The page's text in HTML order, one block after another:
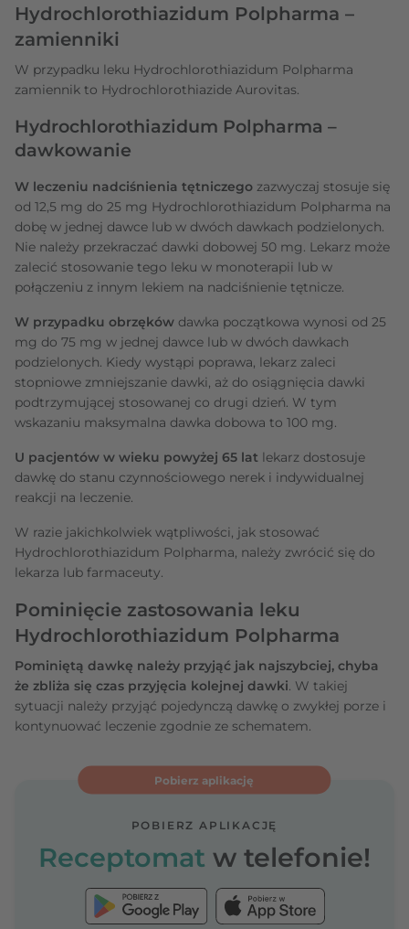
Hydrochlorothiazidum Polpharma –
zamienniki
W przypadku leku Hydrochlorothiazidum Polpharma
zamiennik to Hydrochlorothiazide Aurovitas.
Hydrochlorothiazidum Polpharma –
dawkowanie
W leczeniu nadciśnienia tętniczego zazwyczaj stosuje się
od 12,5 mg do 25 mg Hydrochlorothiazidum Polpharma na
dobę w jednej dawce lub w dwóch dawkach podzielonych.
Nie należy przekraczać dawki dobowej 50 mg. Lekarz może
zalecić stosowanie tego leku w monoterapii lub w
połączeniu z innym lekiem na nadciśnienie tętnicze.
W przypadku obrzęków dawka początkowa wynosi od 25
mg do 75 mg w jednej dawce lub w dwóch dawkach
podzielonych. Kiedy wystąpi poprawa, lekarz zaleci
stopniowe zmniejszanie dawki, aż do osiągnięcia dawki
podtrzymującej stosowanej co drugi dzień. W tym
wskazaniu maksymalna dawka dobowa to 100 mg.
U pacjentów w wieku powyżej 65 lat lekarz dostosuje
dawkę do stanu czynnościowego nerek i indywidualnej
reakcji na leczenie.
W razie jakichkolwiek wątpliwości, jak stosować
Hydrochlorothiazidum Polpharma, należy zwrócić się do
lekarza lub farmaceuty.
Pominięcie zastosowania leku
Hydrochlorothiazidum Polpharma
Pominiętą dawkę należy przyjąć jak najszybciej, chyba
że zbliża się czas przyjęcia kolejnej dawki. W takiej
sytuacji należy przyjąć pojedynczą dawkę o zwykłej porze i
kontynuować leczenie zgodnie ze schematem.
Pobierz aplikację
POBIERZ APLIKACJĘ
Receptomat w telefonie!